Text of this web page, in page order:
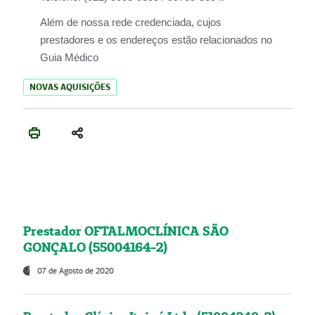
Além de nossa rede credenciada, cujos
prestadores e os endereços estão relacionados no
Guia Médico
NOVAS AQUISIÇÕES
Prestador OFTALMOCLÍNICA SÃO
GONÇALO (55004164-2)
07 de Agosto de 2020